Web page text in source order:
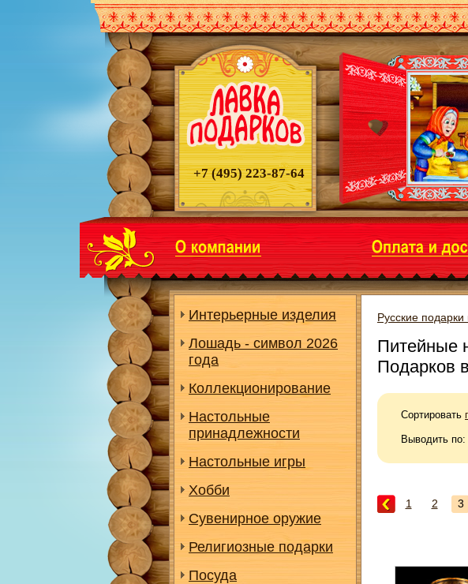
+7 (495) 223-87-64
Интерьерные изделия
Лошадь - символ 2026
года
Коллекционирование
Настольные
принадлежности
Настольные игры
Хобби
Сувенирное оружие
Религиозные подарки
Посуда
Русские
Питейные
Подарков
Сортировать
Выводить по:
1 2 3